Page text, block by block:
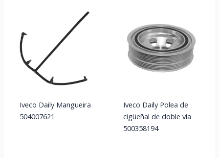
Iveco Daily Mangueira
504007621
Iveco Daily Polea de
cigüeñal de doble vía
500358194